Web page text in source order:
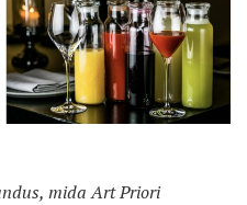
mida Art Priori